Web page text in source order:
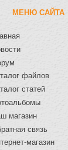
МЕНЮ САЙТА
файлов
статей
магазин
связь
магазин